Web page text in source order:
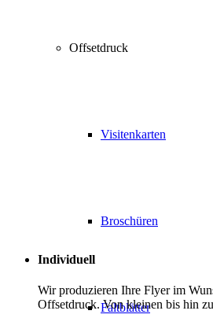
Offsetdruck
Visitenkarten
Broschüren
Faltblätter
Individuell
Wir produzieren Ihre Flyer im
Offsetdruck. Von kleinen bis hin